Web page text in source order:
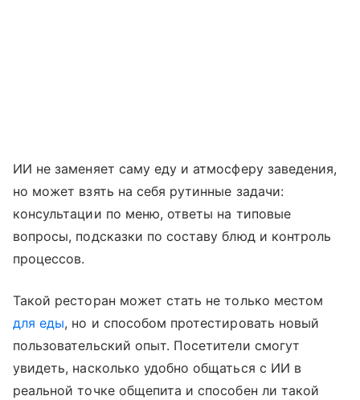
ИИ не заменяет саму еду и атмосферу заведения,
но может взять на себя рутинные задачи:
консультации по меню, ответы на типовые
вопросы, подсказки по составу блюд и контроль
процессов.
Такой ресторан может стать не только местом
для еды, но и способом протестировать новый
пользовательский опыт. Посетители смогут
увидеть, насколько удобно общаться с ИИ в
реальной точке общепита и способен ли такой